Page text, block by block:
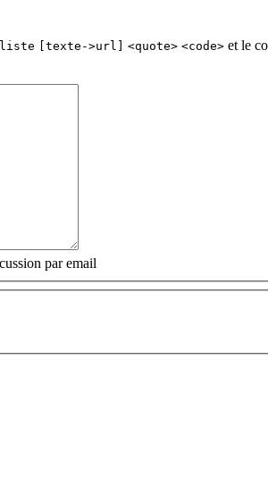
[texte->url] <quote> <code> et le
par email